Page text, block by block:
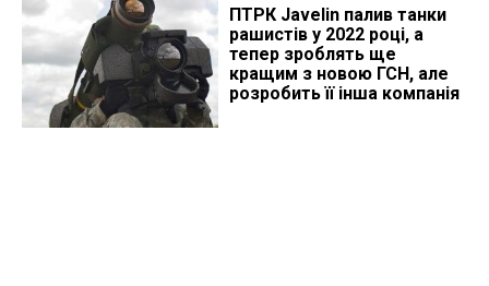
ПТРК Javelin палив танки
рашистів у 2022 році, а
тепер зроблять ще
кращим з новою ГСН, але
розробить її інша компанія